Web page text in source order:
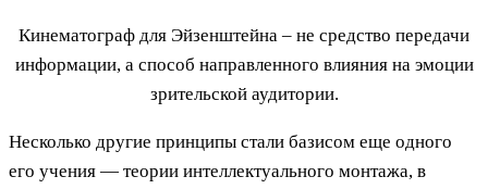
Кинематограф для Эйзенштейна – не средство передачи
информации, а способ направленного влияния на эмоции
зрительской аудитории.
Несколько другие принципы стали базисом еще одного
его учения — теории интеллектуального монтажа, в